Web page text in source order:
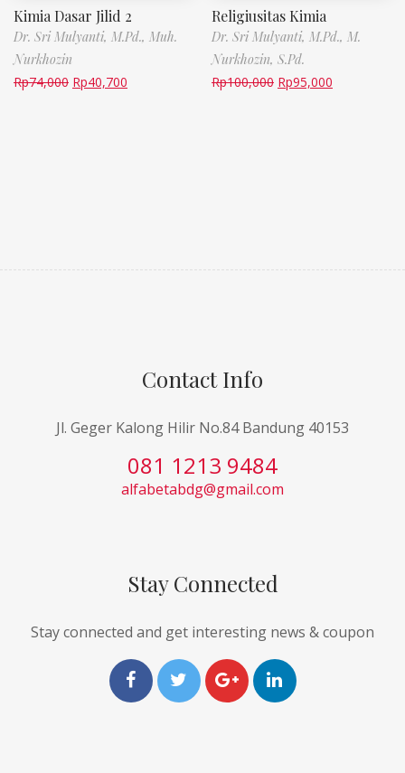
Kimia Dasar Jilid 2
Dr. Sri Mulyanti, M.Pd., Muh.
Nurkhozin
Rp74,000 Rp40,700
Religiusitas Kimia
Dr. Sri Mulyanti, M.Pd., M.
Nurkhozin, S.Pd.
Rp100,000 Rp95,000
Contact Info
Jl. Geger Kalong Hilir No.84 Bandung 40153
081 1213 9484
alfabetabdg@gmail.com
Stay Connected
Stay connected and get interesting news & coupon